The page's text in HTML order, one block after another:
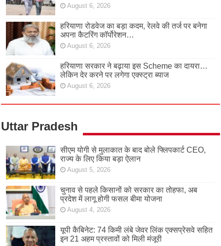
August 6, 2026
हरियाणा रोडवेज का बड़ा कदम, रेलवे की तर्ज पर बनेगा
अपना कैटरिंग कॉर्पोरेशन…
August 6, 2026
हरियाणा सरकार ने बढ़ाया इस Scheme का दायरा…
लेकिन देर करने पर लगेगा एक्स्ट्रा ब्याज
August 6, 2026
Uttar Pradesh
सीएम योगी से मुलाकात के बाद बोले फ्लिपकार्ट CEO,
राज्य के लिए किया बड़ा ऐलान
August 5, 2026
चुनाव से पहले किसानों को सरकार का तोहफा, अब
प्रदेश में लागू होगी फसल बीमा योजना
August 4, 2026
यूपी कैबिनेट: 74 किमी लंबे जेवर लिंक एक्सप्रेसवे सहित
इन 21 अहम प्रस्तावों को मिली मंजूरी